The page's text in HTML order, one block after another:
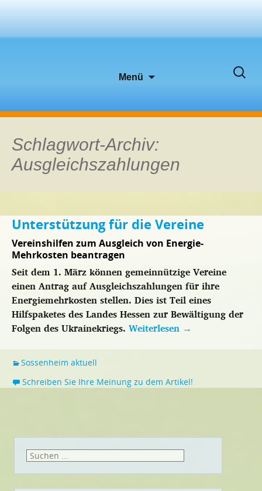
Menü
Suchen
Schlagwort-Archiv:
Ausgleichszahlungen
Unterstützung für die Vereine
Vereinshilfen zum Ausgleich von Energie-
Mehrkosten beantragen
Seit dem 1. März können gemeinnützige Vereine
einen Antrag auf Ausgleichszahlungen für ihre
Energiemehrkosten stellen. Dies ist Teil eines
Hilfspaketes des Landes Hessen zur Bewältigung der
Folgen des Ukrainekriegs. Weiterlesen →
Sossenheim aktuell
Schreiben Sie Ihre Meinung zu dem Artikel!
Suchen